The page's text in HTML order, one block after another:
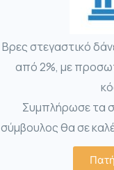
Βρες στεγαστικό
από 2%, με
Συμπλήρωσε τα
σύμβουλος θα σε